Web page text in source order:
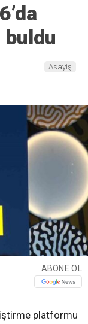
Asayiş
ABONE OL
platformu